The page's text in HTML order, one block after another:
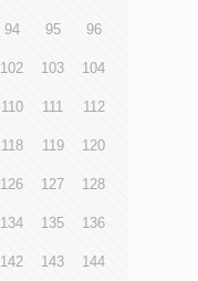
94 95 96
102 103 104
110 111 112
118 119 120
126 127 128
134 135 136
142 143 144